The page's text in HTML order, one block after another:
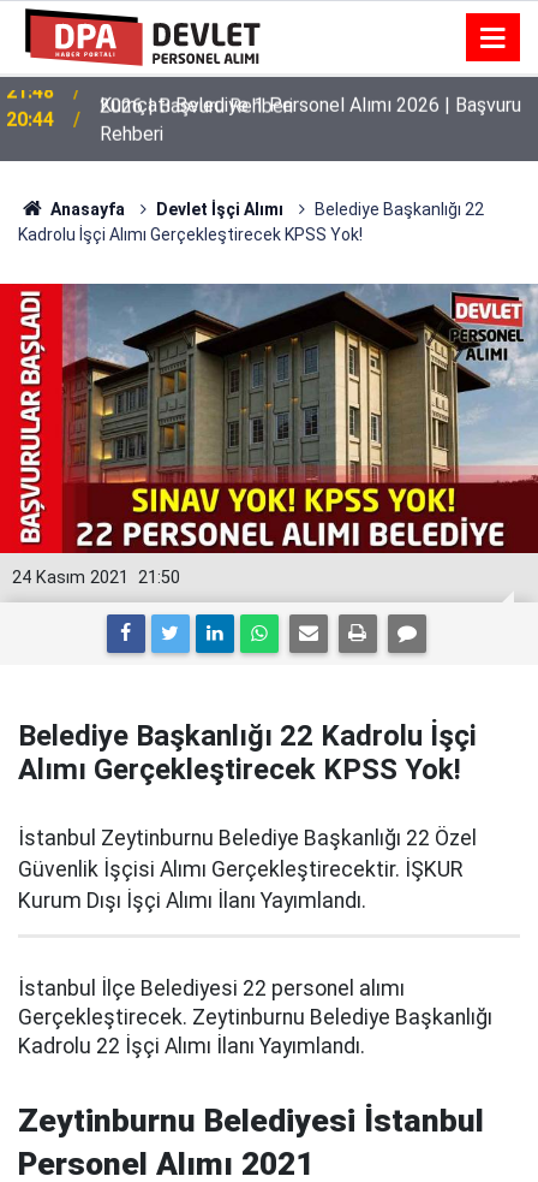
20:44
Kumçatı Belediye 1 Personel Alımı 2026 | Başvuru
Rehberi
Anasayfa Devlet İşçi Alımı
Belediye Başkanlığı 22
Kadrolu İşçi Alımı Gerçekleştirecek KPSS Yok!
21:50
24 Kasım 2021
Belediye Başkanlığı 22 Kadrolu İşçi
Alımı Gerçekleştirecek KPSS Yok!
İstanbul Zeytinburnu Belediye Başkanlığı 22 Özel
Güvenlik İşçisi Alımı Gerçekleştirecektir. İŞKUR
Kurum Dışı İşçi Alımı İlanı Yayımlandı.
İstanbul İlçe Belediyesi 22 personel alımı
Gerçekleştirecek. Zeytinburnu Belediye Başkanlığı
Kadrolu 22 İşçi Alımı İlanı Yayımlandı.
Zeytinburnu Belediyesi İstanbul
Personel Alımı 2021